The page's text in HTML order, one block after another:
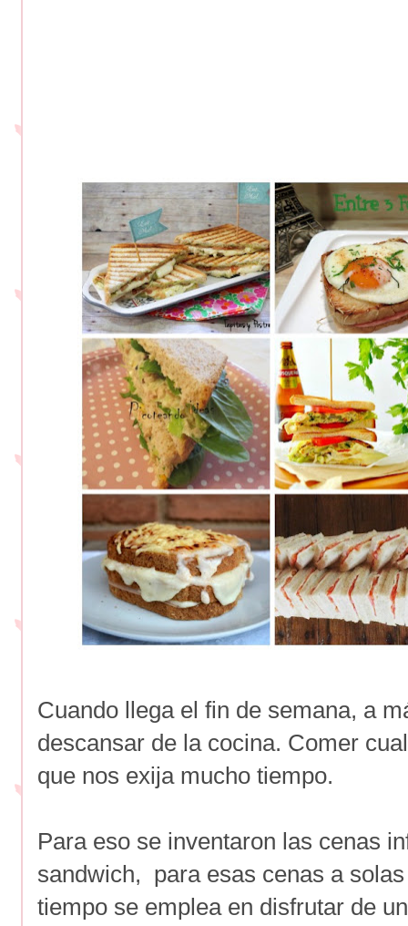
Cuando llega el fin de semana, a
descansar de la cocina. Comer
que nos exija mucho tiempo.
Para eso se inventaron las cenas
sandwich, para esas cenas a
tiempo se emplea en disfrutar de